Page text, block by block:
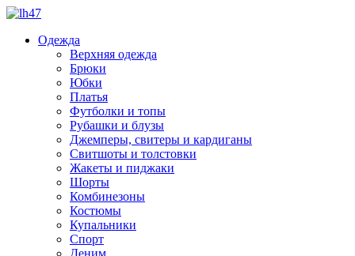
Одежда
Верхняя одежда
Брюки
Юбки
Платья
Футболки и топы
Рубашки и блузы
Джемперы, свитеры и кардиганы
Свитшоты и толстовки
Жакеты и пиджаки
Шорты
Комбинезоны
Костюмы
Купальники
Спорт
Деним